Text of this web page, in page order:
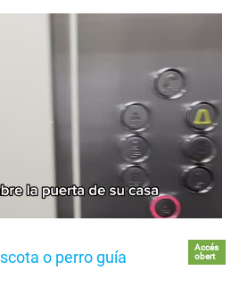
o perro guía
Accés
obert